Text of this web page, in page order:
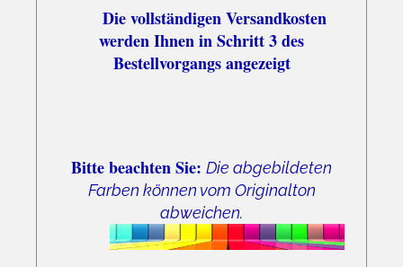
Die vollständigen Versandkosten
werden Ihnen in Schritt 3 des
Bestellvorgangs angezeigt
Bitte beachten Sie: Die abgebildeten
Farben können vom Originalton
abweichen.